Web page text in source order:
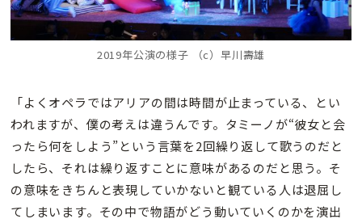
2019年公演の様子 （c）早川壽雄
「よくオペラではアリアの間は時間が止まっている、とい
われますが、僕の考えは違うんです。タミーノが“彼女と会
ったら何をしよう”という言葉を2回繰り返して歌うのだと
したら、それは繰り返すことに意味があるのだと思う。そ
の意味をきちんと表現していかないと観ている人は退屈し
てしまいます。その中で物語がどう動いていくのかを演出